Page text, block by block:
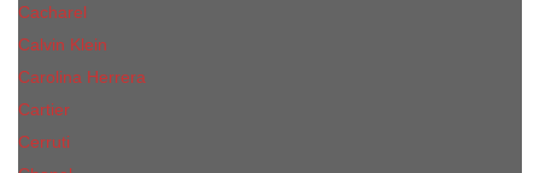
Cacharel
Calvin Klein
Carolina Herrera
Cartier
Cerruti